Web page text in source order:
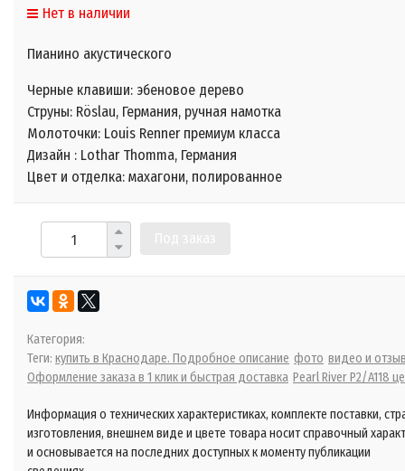
Нет в наличии
Пианино акустического
Черные клавиши: эбеновое дерево
Струны: Röslau, Германия, ручная намотка
Молоточки: Louis Renner премиум класса
Дизайн : Lothar Thomma, Германия
Цвет и отделка: махагони, полированное
Категория:
Теги: купить в Краснодаре. Подробное описание фото видео и
Оформление заказа в 1 клик и быстрая доставка Pearl River P2/A118
Информация о технических характеристиках, комплекте поставки,
изготовления, внешнем виде и цвете товара носит справочный
и основывается на последних доступных к моменту публикации